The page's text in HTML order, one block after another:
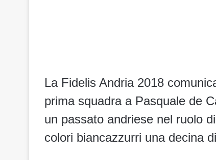
La Fidelis Andria 2018
prima squadra a Pasquale de
un passato andriese nel ruolo
colori biancazzurri una decina